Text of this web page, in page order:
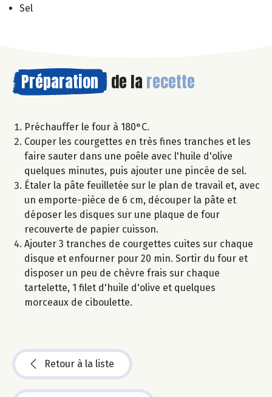
Sel
Préparation de la recette
Préchauffer le four à 180°C.
Couper les courgettes en très fines tranches et les
faire sauter dans une poêle avec l'huile d'olive
quelques minutes, puis ajouter une pincée de sel.
Étaler la pâte feuilletée sur le plan de travail et, avec
un emporte-pièce de 6 cm, découper la pâte et
déposer les disques sur une plaque de four
recouverte de papier cuisson.
Ajouter 3 tranches de courgettes cuites sur chaque
disque et enfourner pour 20 min. Sortir du four et
disposer un peu de chèvre frais sur chaque
tartelette, 1 filet d'huile d'olive et quelques
morceaux de ciboulette.
Retour à la liste